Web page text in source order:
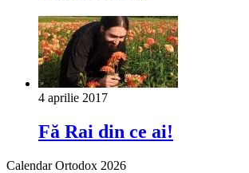
4 aprilie 2017
Fă Rai din ce ai!
Calendar Ortodox 2026